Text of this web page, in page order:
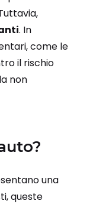
. In
come le
il rischio
non
una
queste